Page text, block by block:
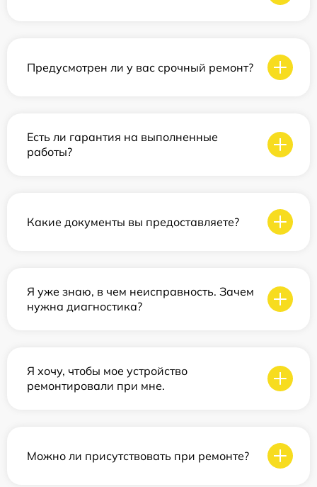
Предусмотрен ли у вас срочный ремонт?
Есть ли гарантия на выполненные
работы?
Какие документы вы предоставляете?
Я уже знаю, в чем неисправность. Зачем
нужна диагностика?
Я хочу, чтобы мое устройство
ремонтировали при мне.
Можно ли присутствовать при ремонте?